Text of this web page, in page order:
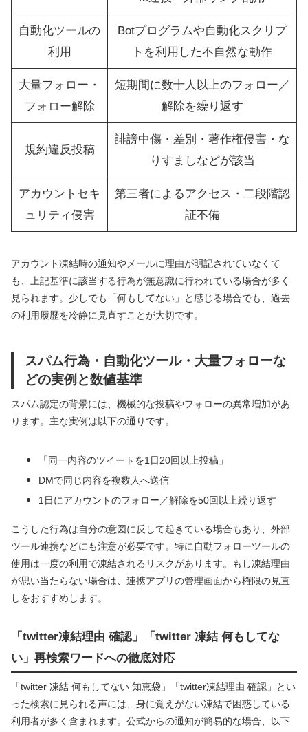
自動化ツールの
利用
Botプログラムや自動化スクリプ
トを利用した不自然な動作
大量フォロー・
フォロー解除
短期間に数十人以上のフォロー／
解除を繰り返す
規約違反投稿
誹謗中傷・差別・著作権侵害・な
りすましなどが該当
アカウントセキ
ュリティ侵害
第三者によるアクセス・二段階認
証不備
アカウント凍結時の通知やメールに理由が明記されていなくて
も、上記基準に該当する行為が無意識に行われている場合が多く
見られます。少しでも「何もしてない」と感じる場合でも、過去
の利用履歴を冷静に見直すことが大切です。
スパム行為・自動化ツール・大量フォローな
どの実例と数値基準
スパム認定の背景には、機械的な投稿やフォローの異常増加があ
ります。主な実例は以下の通りです。
「同一内容のツイートを1日20回以上投稿」
DMで同じ内容を複数人へ送信
1日にアカウントのフォロー／解除を50回以上繰り返す
こうした行為は自分の意図に反して起きている場合もあり、外部
ツール連携などにも注意が必要です。特に自動フォローツールの
使用は一度の利用で凍結されるリスクがあります。もし凍結理由
が思い当たらない場合は、連携アプリの管理画面から権限の見直
しをおすすめします。
「twitter凍結理由 確認」「twitter 凍結 何もしてな
い」再検索ワードへの徹底対応
「twitter 凍結 何もしてない 知恵袋」「twitter凍結理由 確認」とい
った検索に見られる声には、身に覚えがない凍結で困惑している
利用者が多く含まれます。公式からの通知が簡易的な場合、以下